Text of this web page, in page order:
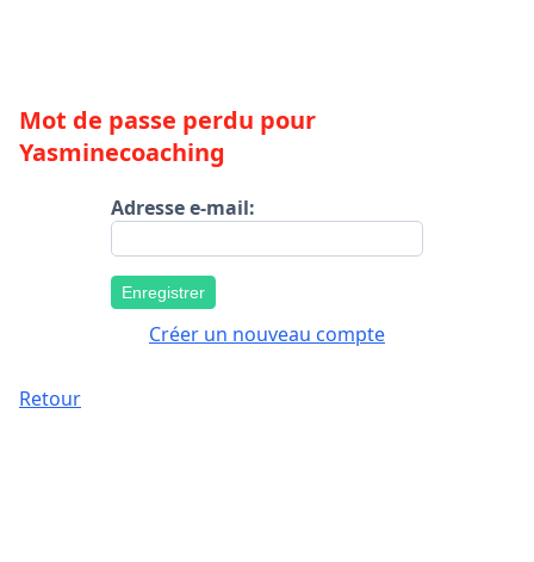
Mot de passe perdu pour
Yasminecoaching
Adresse e-mail:
Enregistrer
Créer un nouveau compte
Retour